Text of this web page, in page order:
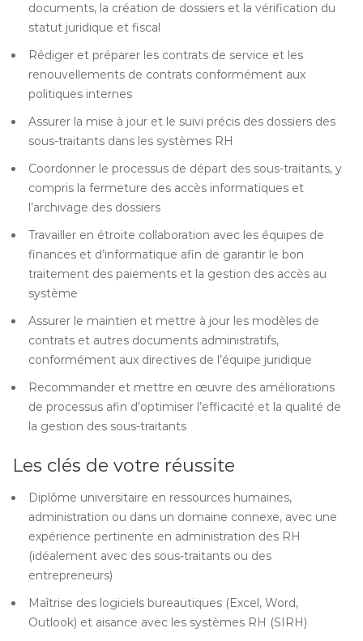
documents, la création de dossiers et la vérification du
statut juridique et fiscal
Rédiger et préparer les contrats de service et les
renouvellements de contrats conformément aux
politiques internes
Assurer la mise à jour et le suivi précis des dossiers des
sous-traitants dans les systèmes RH
Coordonner le processus de départ des sous-traitants, y
compris la fermeture des accès informatiques et
l’archivage des dossiers
Travailler en étroite collaboration avec les équipes de
finances et d’informatique afin de garantir le bon
traitement des paiements et la gestion des accès au
système
Assurer le maintien et mettre à jour les modèles de
contrats et autres documents administratifs,
conformément aux directives de l’équipe juridique
Recommander et mettre en œuvre des améliorations
de processus afin d’optimiser l’efficacité et la qualité de
la gestion des sous-traitants
Les clés de votre réussite
Diplôme universitaire en ressources humaines,
administration ou dans un domaine connexe, avec une
expérience pertinente en administration des RH
(idéalement avec des sous-traitants ou des
entrepreneurs)
Maîtrise des logiciels bureautiques (Excel, Word,
Outlook) et aisance avec les systèmes RH (SIRH)